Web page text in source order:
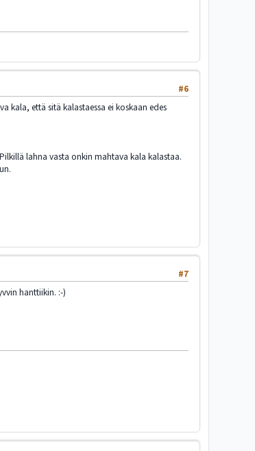
#6
kala, että sitä kalastaessa ei koskaan edes
lahna vasta onkin mahtava kala kalastaa.
#7
hanttiikin. :-)